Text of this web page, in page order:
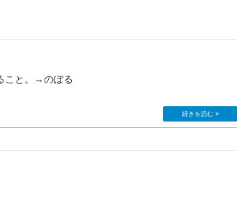
こと。→のぼる